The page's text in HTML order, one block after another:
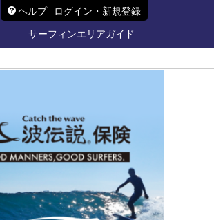
ヘルプ ログイン・新規登録
サーフィンエリアガイド